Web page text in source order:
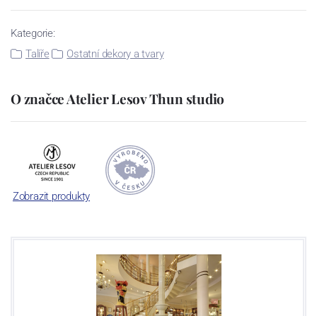
Kategorie:
Talíře
Ostatní dekory a tvary
O značce Atelier Lesov Thun studio
Zobrazit produkty